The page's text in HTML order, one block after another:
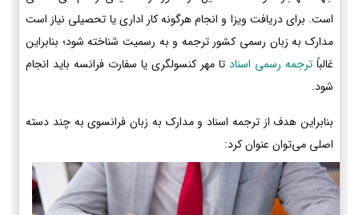
است. برای دریافت ویزا و انجام هرگونه کار اداری یا تحصیلی نیاز است
مدارک به زبان رسمی کشور ترجمه و به رسمیت شناخته شود؛ بنابراین
غالباً ترجمه رسمی اسناد تا مهر کنسولگری یا سفارت فرانسه باید انجام
شود.
بنابراین هدف از ترجمه اسناد و مدارک به زبان فرانسوی به چند دسته
اصلی می‌توان عنوان کرد: